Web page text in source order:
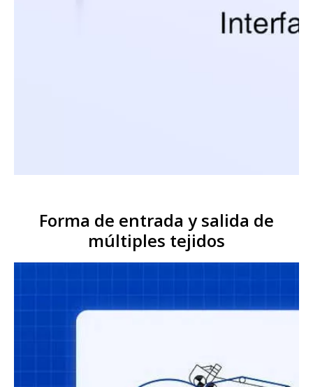
Forma de entrada y salida de
múltiples tejidos